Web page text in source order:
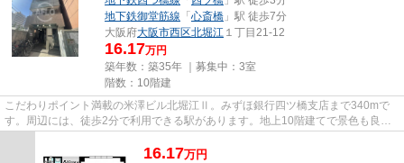
地下鉄御堂筋線 「心斎橋 」駅 徒歩7分
大阪府大阪市西区北堀江 １丁目21-12
16.17万円
築年数：築35年 ｜募集中： 3室
階数：10階建
こだわりポイント満載の米澤ビル北堀江Ⅱ。みずほ銀行四ツ橋支店まで340mで
す。周辺には、徒歩2分で利用できる駅があります。地上10階建てで景色も良
く、多数のお問い合わせをいただい...
16.17万円